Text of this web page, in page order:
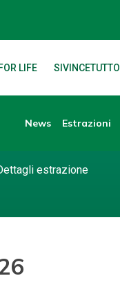
LIFE SIVINCETUTTO
News Estrazioni
estrazione